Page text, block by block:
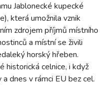
Jablonecké kupecké
která umožnila vznik
zdrojem příjmů místního
a místní se živili
horský hřeben.
historická celnice, i když
dnes v rámci EU bez cel.